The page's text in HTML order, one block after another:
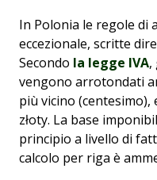
In Polonia le regole di
eccezionale, scritte
Secondo la legge IVA,
vengono arrotondati
più vicino (centesimo),
złoty. La base
principio a livello di
calcolo per riga è